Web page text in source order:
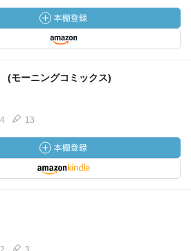
(モーニングコミックス)
13